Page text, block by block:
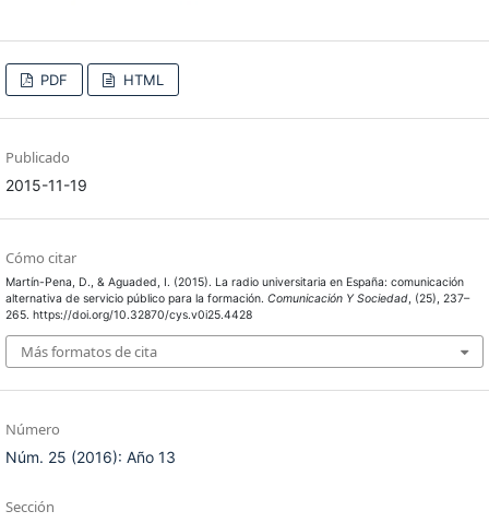
PDF HTML
Publicado
2015-11-19
Cómo citar
Martín-Pena, D., & Aguaded, I. (2015). La radio universitaria en España: comunicación
alternativa de servicio público para la formación. Comunicación Y Sociedad, (25), 237–
265. https://doi.org/10.32870/cys.v0i25.4428
Más formatos de cita
Número
Núm. 25 (2016): Año 13
Sección